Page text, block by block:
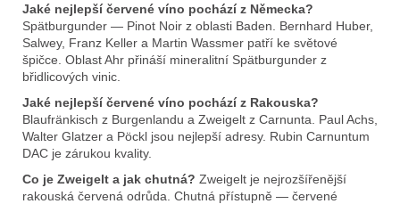
Jaké nejlepší červené víno pochází z Německa?
Spätburgunder — Pinot Noir z oblasti Baden. Bernhard Huber,
Salwey, Franz Keller a Martin Wassmer patří ke světové
špičce. Oblast Ahr přináší mineralitní Spätburgunder z
břidlicových vinic.
Jaké nejlepší červené víno pochází z Rakouska?
Blaufränkisch z Burgenlandu a Zweigelt z Carnunta. Paul Achs,
Walter Glatzer a Pöckl jsou nejlepší adresy. Rubin Carnuntum
DAC je zárukou kvality.
Co je Zweigelt a jak chutná? Zweigelt je nejrozšířenější
rakouská červená odrůda. Chutná přístupně — červené